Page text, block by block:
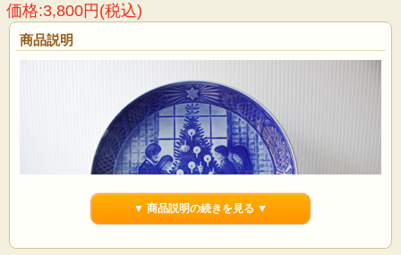
価格:3,800円(税込)
商品説明
▼ 商品説明の続きを見る ▼